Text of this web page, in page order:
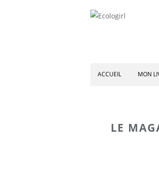
ACCUEIL MON
LE